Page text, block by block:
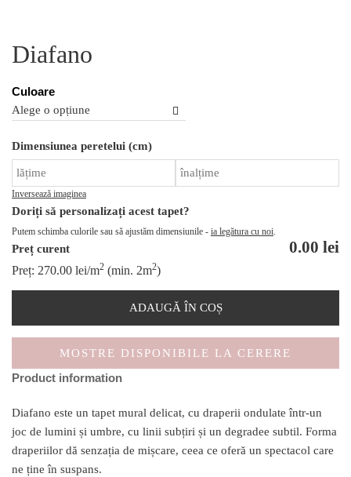
Diafano
Culoare
Dimensiunea peretelui (cm)
Inversează imaginea
Doriți să personalizați acest tapet?
Putem schimba culorile sau să ajustăm dimensiunile - ia legătura cu noi.
Preț curent 0.00 lei
Preț: 270.00 lei/m2 (min. 2m2)
ADAUGĂ ÎN COȘ
MOSTRE DISPONIBILE LA CERERE
Product information
Diafano este un tapet mural delicat, cu draperii ondulate într-un
joc de lumini și umbre, cu linii subțiri și un degradee subtil. Forma
draperiilor dă senzația de mișcare, ceea ce oferă un spectacol care
ne ține în suspans.